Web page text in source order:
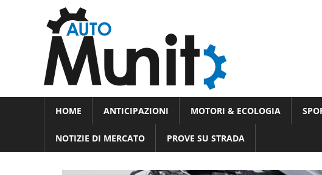
e
motori
Novità
dal
HOME ANTICIPAZIONI MOTORI & ECOLOGIA
NOTIZIE DI MERCATO PROVE SU STRADA